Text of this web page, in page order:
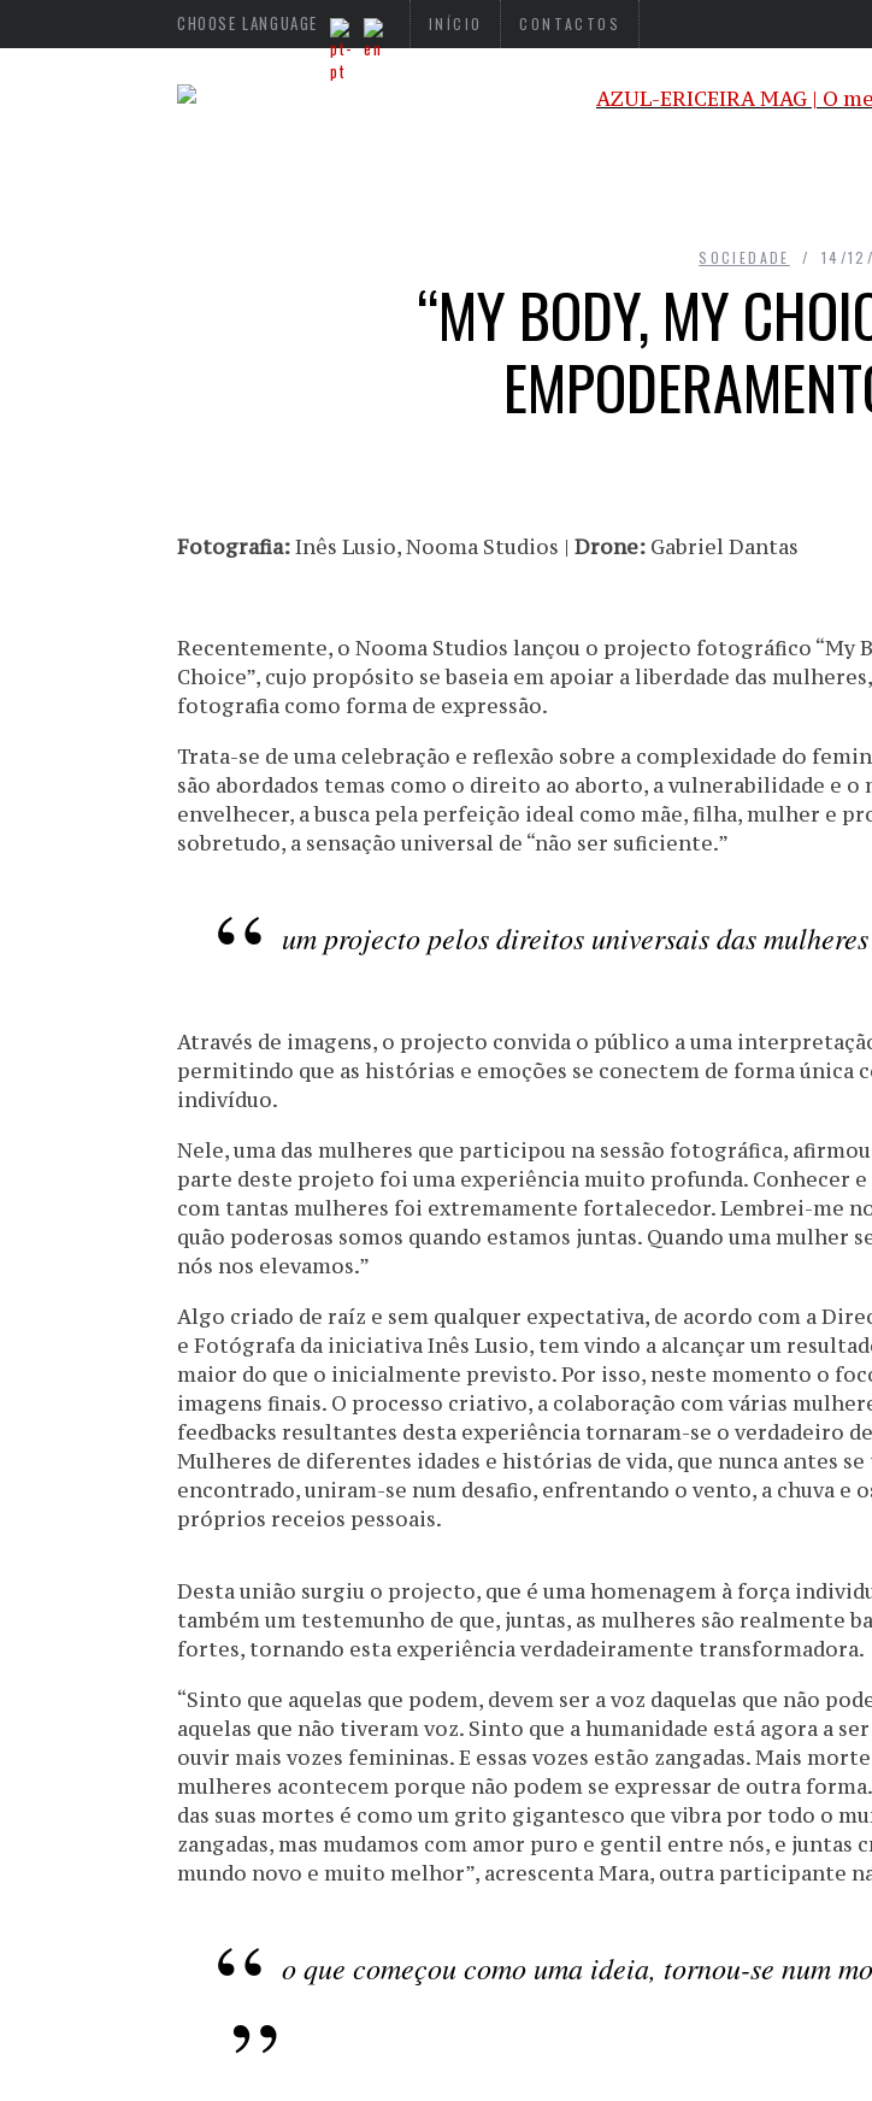
CHOOSE LANGUAGE INÍCIO CONTACTOS
SOCIEDADE 14/
“MY BODY, MY
Fotografia:Inês Lusio, Nooma Studios | Drone: Gabriel Dantas
Recentemente, o Nooma Studios lançou o projecto fotográfico “My
Choice”, cujo propósito se baseia em apoiar a liberdade das
fotografia como forma de expressão.
Trata-se de uma celebração e reflexão sobre a complexidade do
são abordados temas como o direito ao aborto, a vulnerabilidade e o
envelhecer, a busca pela perfeição ideal como mãe, filha, mulher e
sobretudo, a sensação universal de “não ser suficiente.”
um projecto pelos direitos universais das mulheres
Através de imagens, o projecto convida o público a uma
permitindo que as histórias e emoções se conectem de forma única
indivíduo.
Nele, uma das mulheres que participou na sessão fotográfica, afirmou
parte deste projeto foi uma experiência muito profunda. Conhecer
com tantas mulheres foi extremamente fortalecedor. Lembrei-me
quão poderosas somos quando estamos juntas. Quando uma mulher
nós nos elevamos.”
Algo criado de raíz e sem qualquer expectativa, de acordo com a
e Fotógrafa da iniciativa Inês Lusio, tem vindo a alcançar um
maior do que o inicialmente previsto. Por isso, neste momento o
imagens finais. O processo criativo, a colaboração com várias
feedbacks resultantes desta experiência tornaram-se o verdadeiro
Mulheres de diferentes idades e histórias de vida, que nunca antes
encontrado, uniram-se num desafio, enfrentando o vento, a chuva e
próprios receios pessoais.
Desta união surgiu o projecto, que é uma homenagem à força
também um testemunho de que, juntas, as mulheres são realmente
fortes, tornando esta experiência verdadeiramente transformadora.
“Sinto que aquelas que podem, devem ser a voz daquelas que não
aquelas que não tiveram voz. Sinto que a humanidade está agora a
ouvir mais vozes femininas. E essas vozes estão zangadas. Mais
mulheres acontecem porque não podem se expressar de outra
das suas mortes é como um grito gigantesco que vibra por todo o
zangadas, mas mudamos com amor puro e gentil entre nós, e juntas
mundo novo e muito melhor”, acrescenta Mara, outra participante
o que começou como uma ideia, tornou-se num